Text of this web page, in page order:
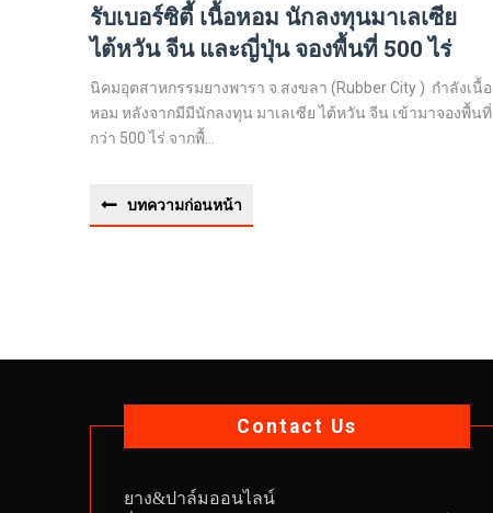
รับเบอร์ซิตี้ เนื้อหอม นักลงทุนมาเลเซีย
ไต้หวัน จีน และญี่ปุ่น จองพื้นที่ 500 ไร่
นิคมอุตสาหกรรมยางพารา จ.สงขลา (Rubber City ) กำลังเนื้อ
หอม หลังจากมีมีนักลงทุน มาเลเซีย ไต้หวัน จีน เข้ามาจองพื้นที่
กว่า 500 ไร่ จากพื้...
บทความก่อนหน้า
Contact Us
ยาง&ปาล์มออนไลน์